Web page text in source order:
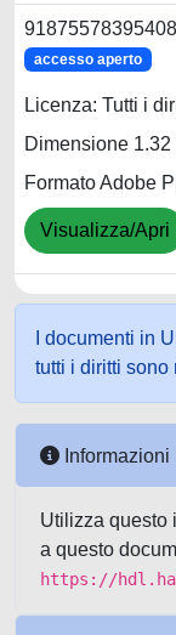
accesso aperto
Licenza: Tutti i
Dimensione 1.32
Formato Adobe
Visualizza/Apri
I documenti in
tutti i diritti sono
Informazioni
Utilizza questo
a questo
https://